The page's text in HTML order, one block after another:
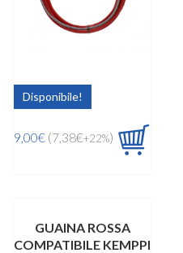
Disponibile!
9,00€ (7,38€+22%)
GUAINA ROSSA
COMPATIBILE KEMPPI